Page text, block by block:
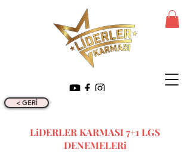
< GERİ
LiDERLER KARMASI 7+1 LGS
DENEMELERi